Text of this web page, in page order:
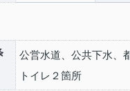
公営水道、公共下水、
トイレ２箇所